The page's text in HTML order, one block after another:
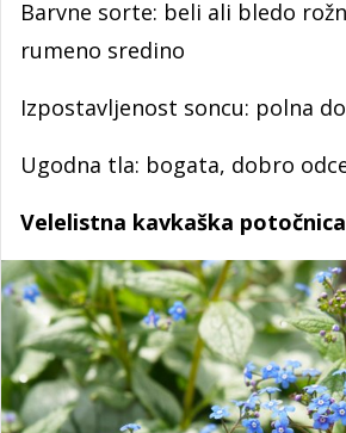
Barvne sorte: beli ali bledo
rumeno sredino
Izpostavljenost soncu: polna
Ugodna tla: bogata, dobro
Velelistna kavkaška potočnica